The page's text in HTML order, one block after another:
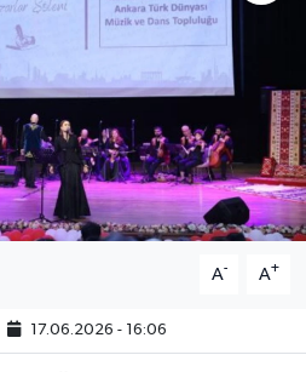
A- A+
17.06.2026 - 16:06